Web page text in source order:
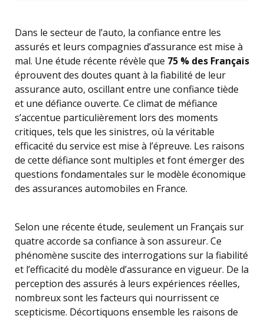
Dans le secteur de l’auto, la confiance entre les
assurés et leurs compagnies d’assurance est mise à
mal. Une étude récente révèle que 75 % des Français
éprouvent des doutes quant à la fiabilité de leur
assurance auto, oscillant entre une confiance tiède
et une défiance ouverte. Ce climat de méfiance
s’accentue particulièrement lors des moments
critiques, tels que les sinistres, où la véritable
efficacité du service est mise à l’épreuve. Les raisons
de cette défiance sont multiples et font émerger des
questions fondamentales sur le modèle économique
des assurances automobiles en France.
Selon une récente étude, seulement un Français sur
quatre accorde sa confiance à son assureur. Ce
phénomène suscite des interrogations sur la fiabilité
et l’efficacité du modèle d’assurance en vigueur. De la
perception des assurés à leurs expériences réelles,
nombreux sont les facteurs qui nourrissent ce
scepticisme. Décortiquons ensemble les raisons de